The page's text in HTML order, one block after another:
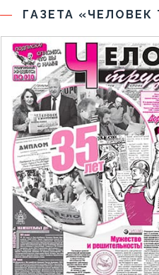
ГАЗЕТА «ЧЕЛОВЕК